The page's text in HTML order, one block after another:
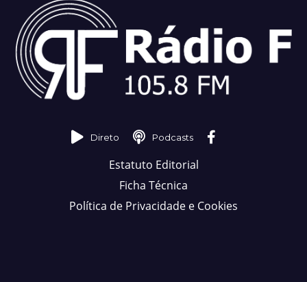
Direto Podcasts
Estatuto Editorial
Ficha Técnica
Política de Privacidade e Cookies